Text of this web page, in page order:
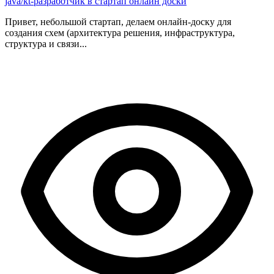
Привет, небольшой стартап, делаем онлайн-доску для
создания схем (архитектура решения, инфраструктура,
структура и связи...